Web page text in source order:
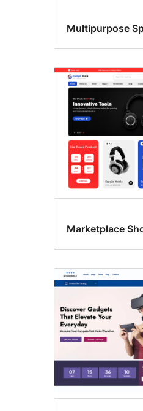
Multipurpose
Marketplace